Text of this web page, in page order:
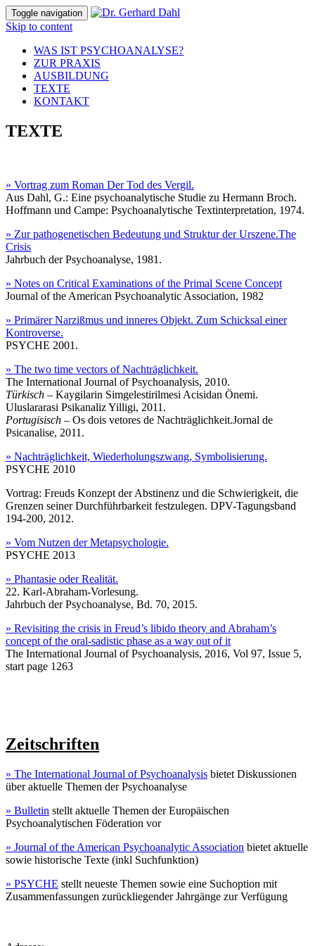
Toggle navigation
Skip to content
WAS IST PSYCHOANALYSE?
ZUR PRAXIS
AUSBILDUNG
TEXTE
KONTAKT
TEXTE
» Vortrag zum Roman Der Tod des Vergil.
Aus Dahl, G.: Eine psychoanalytische Studie zu Hermann Broch.
Hoffmann und Campe: Psychoanalytische Textinterpretation, 1974.
» Zur pathogenetischen Bedeutung und Struktur der Urszene.The
Crisis
Jahrbuch der Psychoanalyse, 1981.
» Notes on Critical Examinations of the Primal Scene Concept
Journal of the American Psychoanalytic Association, 1982
» Primärer Narzißmus und inneres Objekt. Zum Schicksal einer
Kontroverse.
PSYCHE 2001.
» The two time vectors of Nachträglichkeit.
The International Journal of Psychoanalysis, 2010.
Türkisch – Kaygilarin Simgelestirilmesi Acisidan Önemi.
Uluslararasi Psikanaliz Yilligi, 2011.
Portugisisch – Os dois vetores de Nachträglichkeit.Jornal de
Psicanalise, 2011.
» Nachträglichkeit, Wiederholungszwang, Symbolisierung.
PSYCHE 2010
Vortrag: Freuds Konzept der Abstinenz und die Schwierigkeit, die
Grenzen seiner Durchführbarkeit festzulegen. DPV-Tagungsband
194-200, 2012.
» Vom Nutzen der Metapsychologie.
PSYCHE 2013
» Phantasie oder Realität.
22. Karl-Abraham-Vorlesung.
Jahrbuch der Psychoanalyse, Bd. 70, 2015.
» Revisiting the crisis in Freud’s libido theory and Abraham’s
concept of the oral-sadistic phase as a way out of it
The International Journal of Psychoanalysis, 2016, Vol 97, Issue 5,
start page 1263
Zeitschriften
» The International Journal of Psychoanalysis bietet Diskussionen
über aktuelle Themen der Psychoanalyse
» Bulletin stellt aktuelle Themen der Europäischen
Psychoanalytischen Föderation vor
» Journal of the American Psychoanalytic Association bietet aktuelle
sowie historische Texte (inkl Suchfunktion)
» PSYCHE stellt neueste Themen sowie eine Suchoption mit
Zusammenfassungen zurückliegender Jahrgänge zur Verfügung